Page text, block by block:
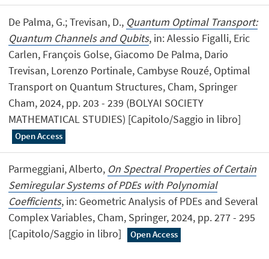
De Palma, G.; Trevisan, D., Quantum Optimal Transport:
Quantum Channels and Qubits, in: Alessio Figalli, Eric
Carlen, François Golse, Giacomo De Palma, Dario
Trevisan, Lorenzo Portinale, Cambyse Rouzé, Optimal
Transport on Quantum Structures, Cham, Springer
Cham, 2024, pp. 203 - 239 (BOLYAI SOCIETY
MATHEMATICAL STUDIES) [Capitolo/Saggio in libro]
Open Access
Parmeggiani, Alberto, On Spectral Properties of Certain
Semiregular Systems of PDEs with Polynomial
Coefficients, in: Geometric Analysis of PDEs and Several
Complex Variables, Cham, Springer, 2024, pp. 277 - 295
[Capitolo/Saggio in libro]
Open Access